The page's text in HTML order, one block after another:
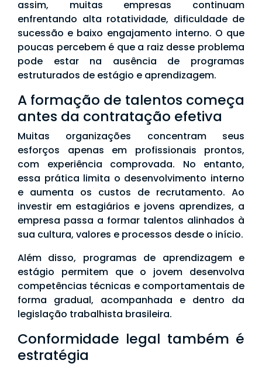
assim, muitas empresas continuam
enfrentando alta rotatividade, dificuldade de
sucessão e baixo engajamento interno. O que
poucas percebem é que a raiz desse problema
pode estar na ausência de programas
estruturados de estágio e aprendizagem.
A formação de talentos começa
antes da contratação efetiva
Muitas organizações concentram seus
esforços apenas em profissionais prontos,
com experiência comprovada. No entanto,
essa prática limita o desenvolvimento interno
e aumenta os custos de recrutamento. Ao
investir em estagiários e jovens aprendizes, a
empresa passa a formar talentos alinhados à
sua cultura, valores e processos desde o início.
Além disso, programas de aprendizagem e
estágio permitem que o jovem desenvolva
competências técnicas e comportamentais de
forma gradual, acompanhada e dentro da
legislação trabalhista brasileira.
Conformidade legal também é
estratégia